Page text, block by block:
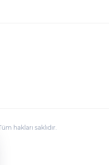
hakları saklıdır.